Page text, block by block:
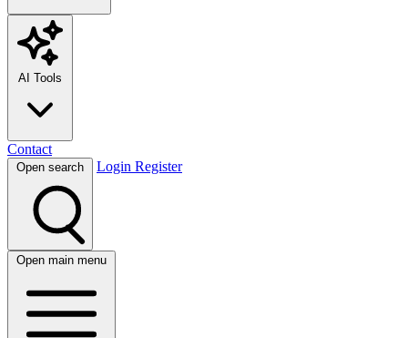
AI Tools
Contact
Open search Login Register
Open main menu